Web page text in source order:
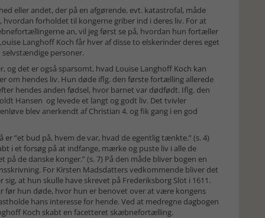
eller andet, der på en afgørende, evt. katastrofal, måde
forholdet til kongerne griber ind i deres liv. For at
an, vil jeg først se på, hvordan hun fortæller
Langhoff Koch får hver af disse to elskerinder deres eget
personer.
det er også sparsomt, hvad Louise Langhoff Koch kan
om hendes liv. Hun døde iflg. den første fortælling allerede
hendes anden fødsel, hvor barnet var dødfødt. Iflg. den
Hansen og levede et langt og godt liv. Det tvivler
blev anerkendt af Christian 4. og fik gang i en god
”et bud på, hvem de var, hvad de egentlig tænkte.” (s. 4)
i et forsøg på at indfange, mærke og puste liv i alle de
de danske konger.” (s. 7) På den måde bliver bogen en
For Kirsten Madsdatters vedkommende bliver det
at hun skulle have skrevet på Frederiksborg Slot i 1611.
før hun døde, hvor hun er benovet over at være kongens
hans interesse for hende. Ved at medregne dagbogen
Koch skabt en facetteret skæbnefortælling.